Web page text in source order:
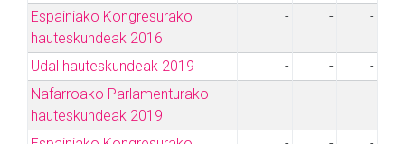
Espainiako Kongresurako
hauteskundeak 2016
- - -
Udal hauteskundeak 2019 - -
-
Nafarroako Parlamenturako
hauteskundeak 2019
- - -